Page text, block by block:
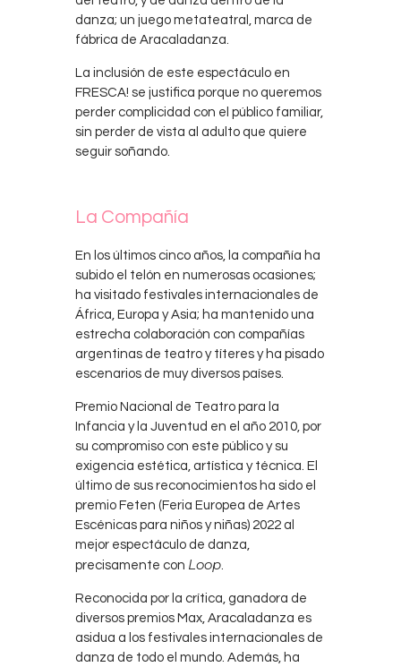
danza; un juego metateatral, marca de
fábrica de Aracaladanza.
La inclusión de este espectáculo en
FRESCA! se justifica porque no queremos
perder complicidad con el público familiar,
sin perder de vista al adulto que quiere
seguir soñando.
La Compañía
En los últimos cinco años, la compañía ha
subido el telón en numerosas ocasiones;
ha visitado festivales internacionales de
África, Europa y Asia; ha mantenido una
estrecha colaboración con compañías
argentinas de teatro y títeres y ha pisado
escenarios de muy diversos países.
Premio Nacional de Teatro para la
Infancia y la Juventud en el año 2010, por
su compromiso con este público y su
exigencia estética, artística y técnica. El
último de sus reconocimientos ha sido el
premio Feten (Feria Europea de Artes
Escénicas para niños y niñas) 2022 al
mejor espectáculo de danza,
precisamente con Loop.
Reconocida por la crítica, ganadora de
diversos premios Max, Aracaladanza es
asidua a los festivales internacionales de
danza de todo el mundo. Además, ha